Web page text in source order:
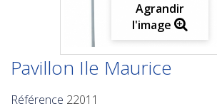
Agrandir
l'image
Pavillon Ile Maurice
Référence 22011